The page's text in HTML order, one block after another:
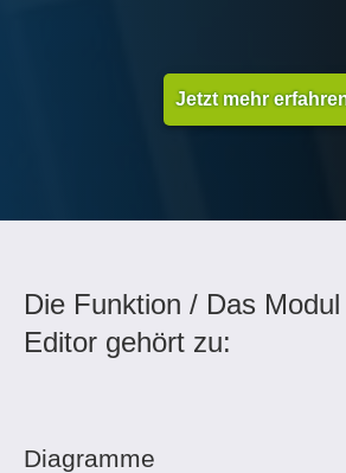
Jetzt mehr
Die Funktion / Das
Editor gehört zu:
Diagramme